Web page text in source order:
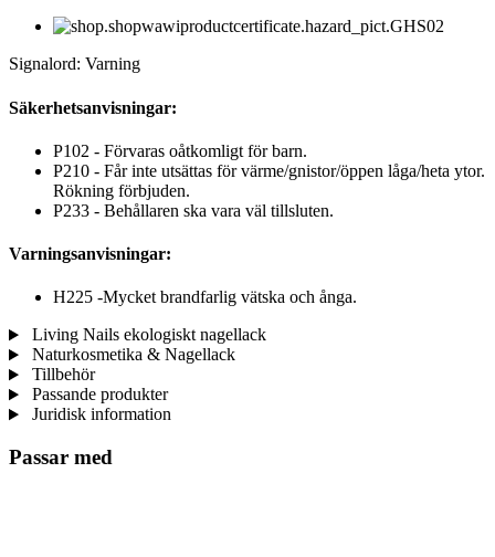
Signalord: Varning
Säkerhetsanvisningar:
P102 - Förvaras oåtkomligt för barn.
P210 - Får inte utsättas för värme/gnistor/öppen låga/heta ytor.
Rökning förbjuden.
P233 - Behållaren ska vara väl tillsluten.
Varningsanvisningar:
H225 -Mycket brandfarlig vätska och ånga.
Living Nails ekologiskt nagellack
Naturkosmetika & Nagellack
Tillbehör
Passande produkter
Juridisk information
Passar med